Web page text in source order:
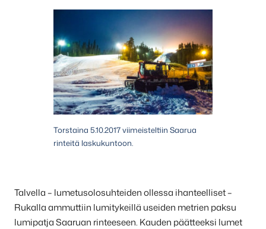
Torstaina 5.10.2017 viimeisteltiin Saarua
rinteitä laskukuntoon.
Talvella – lumetusolosuhteiden ollessa ihanteelliset –
Rukalla ammuttiin lumitykeillä useiden metrien paksu
lumipatja Saaruan rinteeseen. Kauden päätteeksi lumet